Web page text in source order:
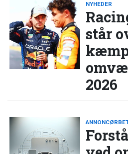
NYHEDER
står
2026